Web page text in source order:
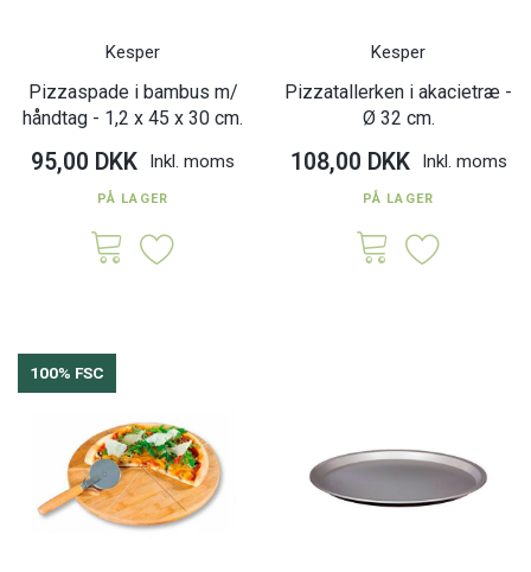
Kesper
Pizzaspade i bambus m/
håndtag - 1,2 x 45 x 30 cm.
95,00 DKK Inkl. moms
PÅ LAGER
Kesper
Pizzatallerken i akacietræ -
Ø 32 cm.
108,00 DKK Inkl. moms
PÅ LAGER
100% FSC